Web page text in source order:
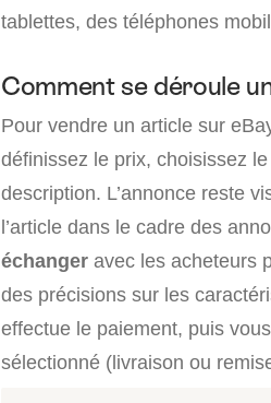
tablettes, des téléphones
Comment se déroule
Pour vendre un article sur
définissez le prix, choisissez
description. L’annonce reste
l’article dans le cadre des
échanger avec les acheteurs
des précisions sur les
effectue le paiement, puis
sélectionné (livraison ou